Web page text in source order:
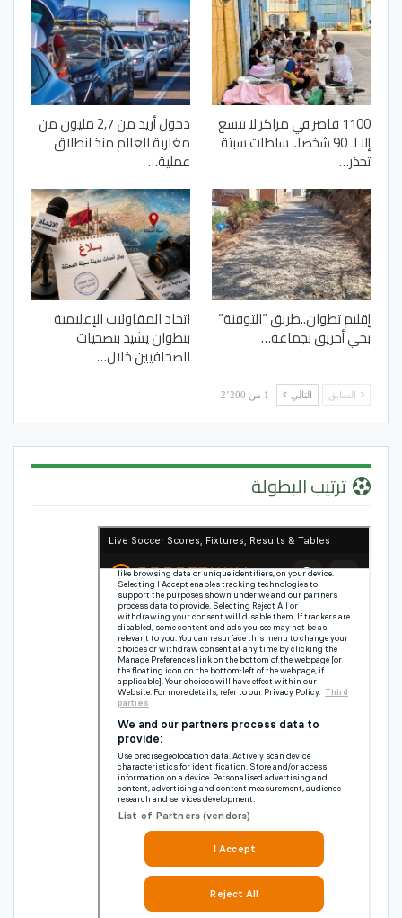
1100 قاصر في مراكز لا تتسع
إلا لـ 90 شخصا.. سلطات سبتة
تحذر…
دخول أزيد من 2,7 مليون من
مغاربة العالم منذ انطلاق
عملية…
إقليم تطوان..طريق “التوفنة”
بحي أحريق بجماعة…
اتحاد المقاولات الإعلامية
بتطوان يشيد بتضحيات
الصحافيين خلال…
السابق التالي 1 من 2٬200
ترتيب البطولة